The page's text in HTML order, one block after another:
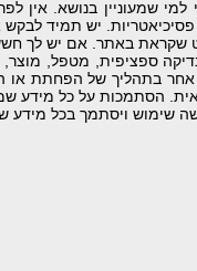
שמעוניין בנושא. אין
יש תמיד
שקראת באתר. אם יש לך
ספציפית, מטפל,
אחר בתהליך של הפחתת
הסתמכות על כל מידע
שימוש ויסתמך בכל מידע